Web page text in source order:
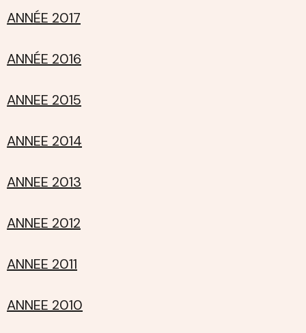
ANNÉE 2017
ANNÉE 2016
ANNEE 2015
ANNEE 2014
ANNEE 2013
ANNEE 2012
ANNEE 2011
ANNEE 2010